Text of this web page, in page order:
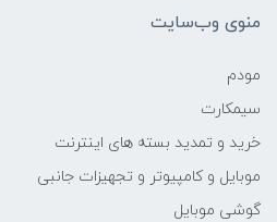
منوی وب‌سایت
مودم
سیمکارت
خرید و تمدید بسته های اینترنت
موبایل و کامپیوتر و تجهیزات جانبی
گوشی موبایل